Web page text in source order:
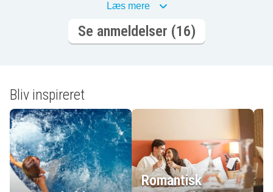
Læs mere
Se anmeldelser (16)
Bliv inspireret
Romantisk